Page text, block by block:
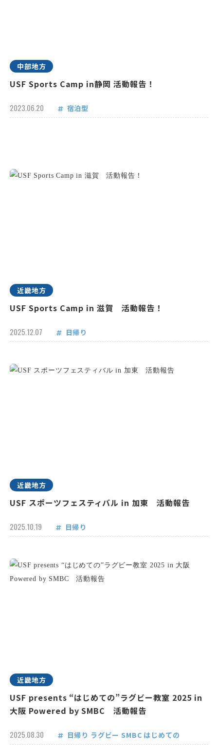
中部地方
USF Sports Camp in静岡 活動報告！
2023.06.20 宿泊型
近畿地方
USF Sports Camp in 滋賀 活動報告！
2025.12.07 日帰り
近畿地方
USF スポーツフェスティバル in 加東 活動報告
2025.10.19 日帰り
近畿地方
USF presents “はじめての”ラグビー教室 2025 in
大阪 Powered by SMBC 活動報告
2025.08.30 日帰り ラグビー SMBC はじめての